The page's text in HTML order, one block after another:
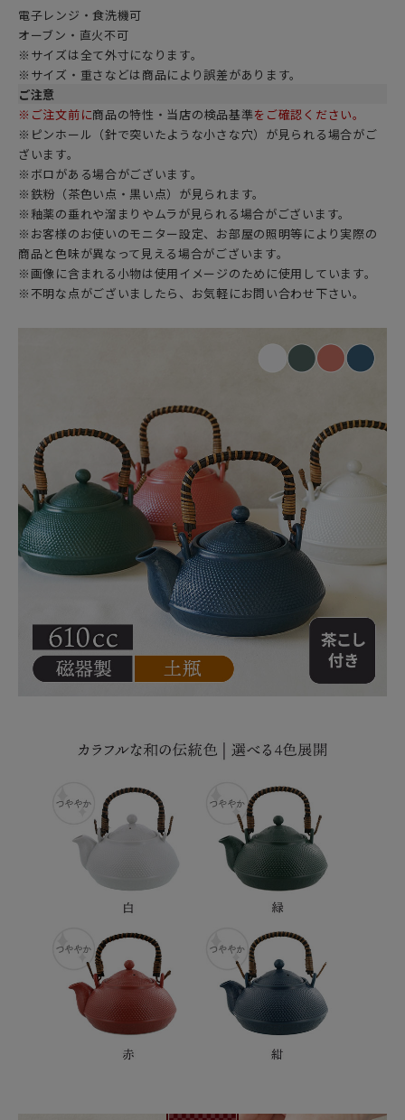
電子レンジ・食洗機可
オーブン・直火不可
※サイズは全て外寸になります。
※サイズ・重さなどは商品により誤差があります。
ご注意
※ご注文前に商品の特性・当店の検品基準をご確認ください。
※ピンホール（針で突いたような小さな穴）が見られる場合がご
ざいます。
※ボロがある場合がございます。
※鉄粉（茶色い点・黒い点）が見られます。
※釉薬の垂れや溜まりやムラが見られる場合がございます。
※お客様のお使いのモニター設定、お部屋の照明等により実際の
商品と色味が異なって見える場合がございます。
※画像に含まれる小物は使用イメージのために使用しています。
※不明な点がございましたら、お気軽にお問い合わせ下さい。